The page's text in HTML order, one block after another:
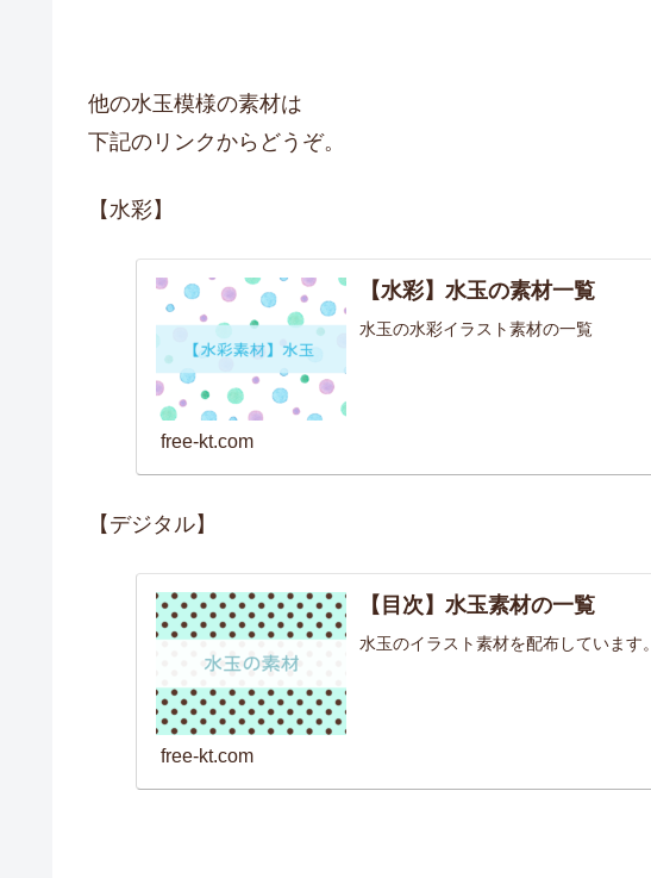
他の水玉模様の素材は
下記のリンクからどうぞ。
【水彩】
【水彩】水玉の素材一覧
水玉の水彩イラスト素材の一覧
free-kt.com
【デジタル】
【目次】水玉素材の一覧
水玉のイラスト素材を配布しています。
free-kt.com